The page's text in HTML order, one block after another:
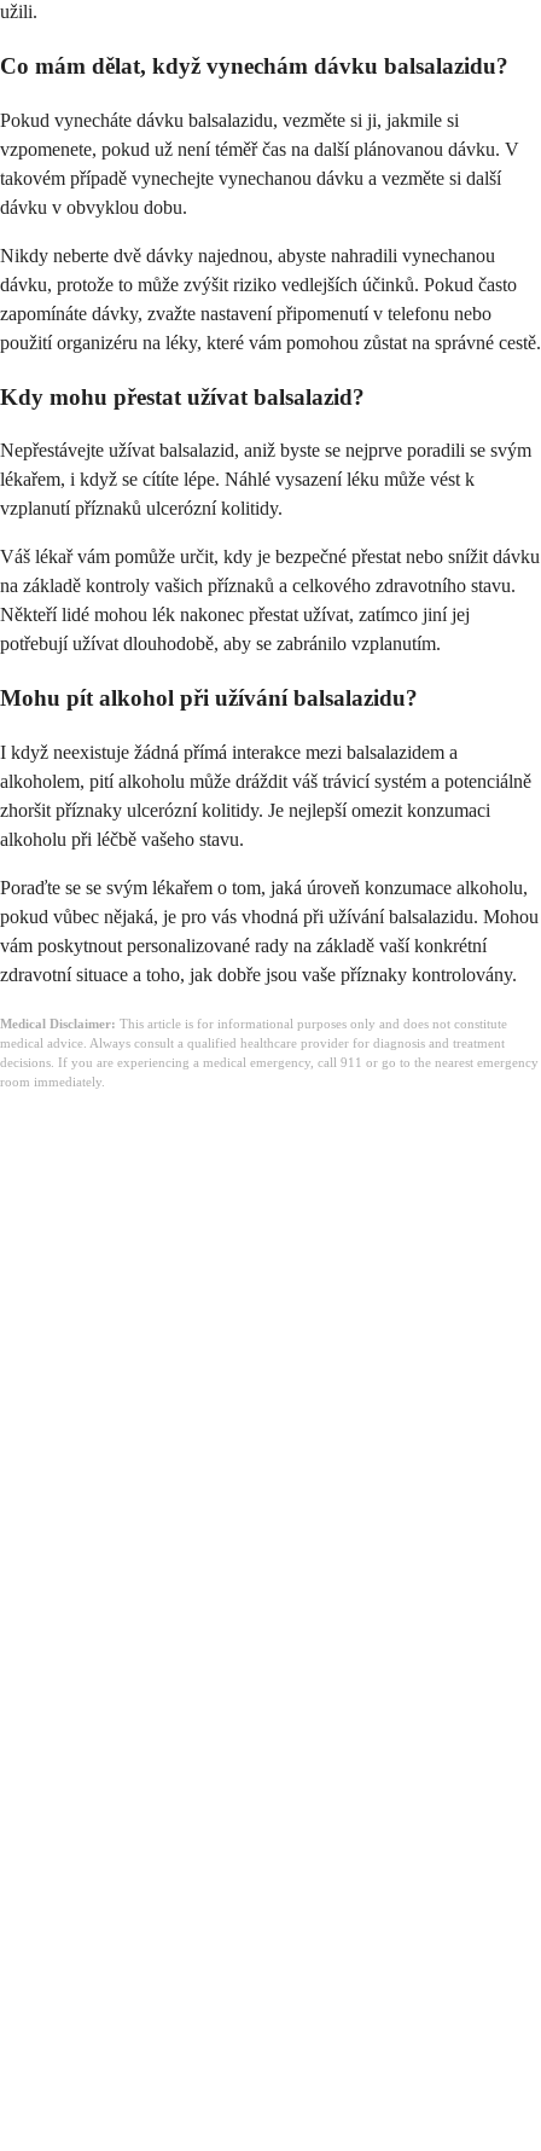
užili.
Co mám dělat, když vynechám dávku balsalazidu?
Pokud vynecháte dávku balsalazidu, vezměte si ji, jakmile si
vzpomenete, pokud už není téměř čas na další plánovanou dávku. V
takovém případě vynechejte vynechanou dávku a vezměte si další
dávku v obvyklou dobu.
Nikdy neberte dvě dávky najednou, abyste nahradili vynechanou
dávku, protože to může zvýšit riziko vedlejších účinků. Pokud často
zapomínáte dávky, zvažte nastavení připomenutí v telefonu nebo
použití organizéru na léky, které vám pomohou zůstat na správné cestě.
Kdy mohu přestat užívat balsalazid?
Nepřestávejte užívat balsalazid, aniž byste se nejprve poradili se svým
lékařem, i když se cítíte lépe. Náhlé vysazení léku může vést k
vzplanutí příznaků ulcerózní kolitidy.
Váš lékař vám pomůže určit, kdy je bezpečné přestat nebo snížit dávku
na základě kontroly vašich příznaků a celkového zdravotního stavu.
Někteří lidé mohou lék nakonec přestat užívat, zatímco jiní jej
potřebují užívat dlouhodobě, aby se zabránilo vzplanutím.
Mohu pít alkohol při užívání balsalazidu?
I když neexistuje žádná přímá interakce mezi balsalazidem a
alkoholem, pití alkoholu může dráždit váš trávicí systém a potenciálně
zhoršit příznaky ulcerózní kolitidy. Je nejlepší omezit konzumaci
alkoholu při léčbě vašeho stavu.
Poraďte se se svým lékařem o tom, jaká úroveň konzumace alkoholu,
pokud vůbec nějaká, je pro vás vhodná při užívání balsalazidu. Mohou
vám poskytnout personalizované rady na základě vaší konkrétní
zdravotní situace a toho, jak dobře jsou vaše příznaky kontrolovány.
Medical Disclaimer: This article is for informational purposes only and does not constitute
medical advice. Always consult a qualified healthcare provider for diagnosis and treatment
decisions. If you are experiencing a medical emergency, call 911 or go to the nearest emergency
room immediately.